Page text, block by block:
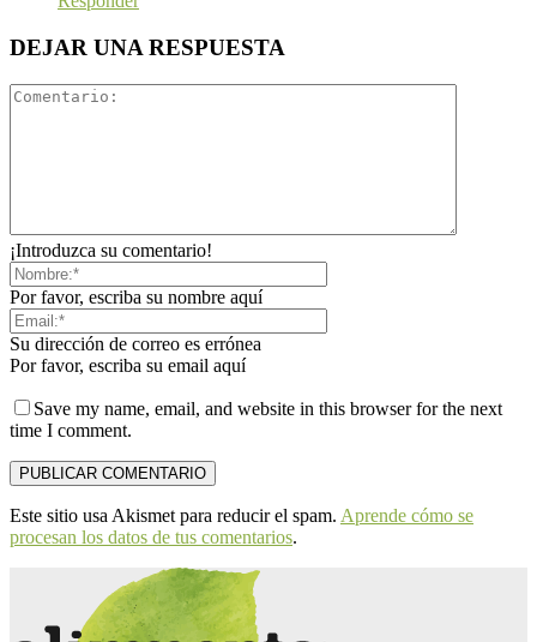
DEJAR UNA RESPUESTA
¡Introduzca su comentario!
Por favor, escriba su nombre aquí
Su dirección de correo es errónea
Por favor, escriba su email aquí
Save my name, email, and website in this browser for the next
time I comment.
Este sitio usa Akismet para reducir el spam. Aprende cómo se
procesan los datos de tus comentarios.